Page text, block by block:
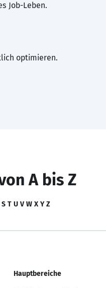
Job-Leben.
optimieren.
A bis Z
S T U V W X Y Z
Hauptbereiche